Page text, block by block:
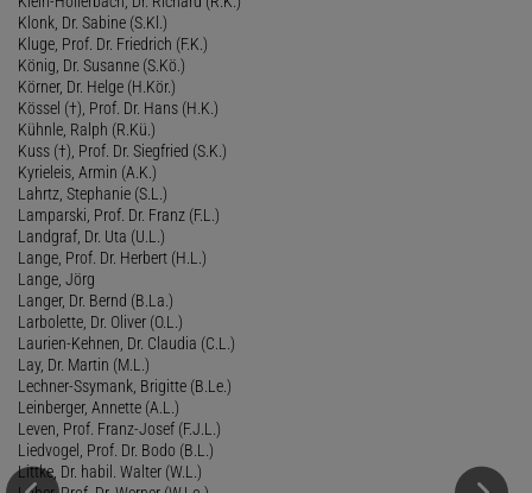
Klonk, Dr. Sabine (S.Kl.)
Kluge, Prof. Dr. Friedrich (F.K.)
König, Dr. Susanne (S.Kö.)
Körner, Dr. Helge (H.Kör.)
Kössel (†), Prof. Dr. Hans (H.K.)
Kühnle, Ralph (R.Kü.)
Kuss (†), Prof. Dr. Siegfried (S.K.)
Kyrieleis, Armin (A.K.)
Lahrtz, Stephanie (S.L.)
Lamparski, Prof. Dr. Franz (F.L.)
Landgraf, Dr. Uta (U.L.)
Lange, Prof. Dr. Herbert (H.L.)
Lange, Jörg
Langer, Dr. Bernd (B.La.)
Larbolette, Dr. Oliver (O.L.)
Laurien-Kehnen, Dr. Claudia (C.L.)
Lay, Dr. Martin (M.L.)
Lechner-Ssymank, Brigitte (B.Le.)
Leinberger, Annette (A.L.)
Leven, Prof. Franz-Josef (F.J.L.)
Liedvogel, Prof. Dr. Bodo (B.L.)
Littke, Dr. habil. Walter (W.L.)